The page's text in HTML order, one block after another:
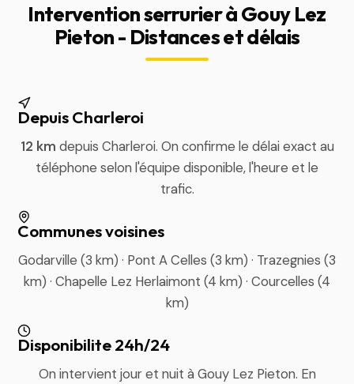
Intervention serrurier à Gouy Lez
Pieton - Distances et délais
Depuis Charleroi
12 km depuis Charleroi. On confirme le délai exact au
téléphone selon l'équipe disponible, l'heure et le
trafic.
Communes voisines
Godarville (3 km) · Pont A Celles (3 km) · Trazegnies (3
km) · Chapelle Lez Herlaimont (4 km) · Courcelles (4
km)
Disponibilite 24h/24
On intervient jour et nuit à Gouy Lez Pieton. En